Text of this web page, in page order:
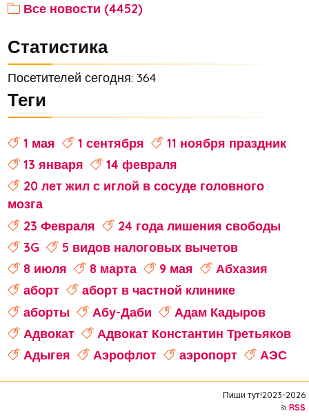
Все новости (4452)
Статистика
Посетителей сегодня: 364
Теги
1 мая 1 сентября
11 ноября праздник
13 января
14 февраля
20 лет жил с иглой в сосуде головного
мозга
23 Февраля
24 года лишения свободы
3G
5 видов налоговых вычетов
8 июля
8 марта 9 мая
Абхазия
аборт
аборт в частной клинике
аборты
Абу-Даби
Адам Кадыров
Адвокат
Адвокат Константин Третьяков
Адыгея
Аэрофлот аэропорт
АЭС
Пиши тут!2023-2026
RSS